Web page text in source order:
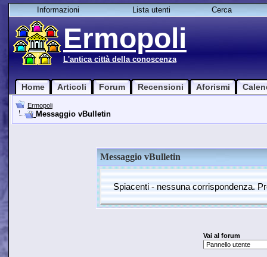
Informazioni Lista utenti Cerca
Ermopoli
L'antica città della conoscenza
Home Articoli Forum Recensioni Aforismi
Ermopoli
Messaggio vBulletin
Messaggio vBulletin
Spiacenti - nessuna corrispondenza.
Vai al forum